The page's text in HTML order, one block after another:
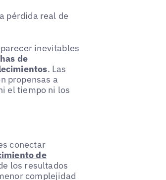
pérdida real de
inevitables
de
. Las
propensas a
el tiempo ni los
conectar
de
los resultados
complejidad